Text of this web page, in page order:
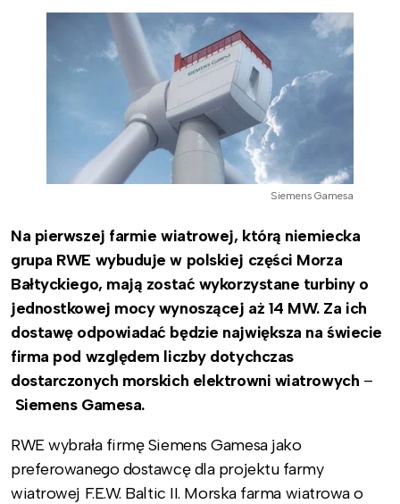
Siemens Gamesa
Na pierwszej farmie wiatrowej, którą niemiecka
grupa RWE wybuduje w polskiej części Morza
Bałtyckiego, mają zostać wykorzystane turbiny o
jednostkowej mocy wynoszącej aż 14 MW. Za ich
dostawę odpowiadać będzie największa na świecie
firma pod względem liczby dotychczas
dostarczonych morskich elektrowni wiatrowych –
Siemens Gamesa.
RWE wybrała firmę Siemens Gamesa jako
preferowanego dostawcę dla projektu farmy
wiatrowej F.E.W. Baltic II. Morska farma wiatrowa o